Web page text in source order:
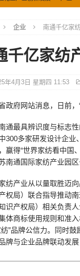
超五成
范区 市场
58.8% 较2025年同期高出3.5
企业 南通千亿家
千亿家纺
年4月3日 星期四 11:53
政府网站消息，日前
通最具辨识度与标志
300多家研发设计企业
赢得“世界家纺看中国
南通国际家纺产业园
纺产业从以量取胜迈
产权局）联合指导推动
识产权局）相关负责
体商标使用规则和准
纺”品牌公信力。同时
牌与企业品牌联动发